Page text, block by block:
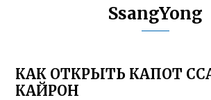
SsangYong
КАК ОТКРЫТЬ КАПОТ
КАЙРОН